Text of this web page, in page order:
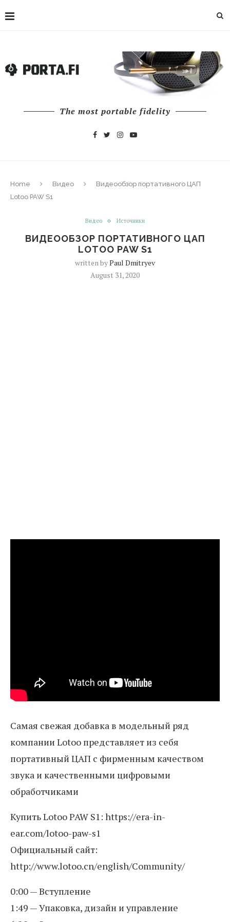
The most portable fidelity
Home Видео
Видеообзор портативного ЦАП
Lotoo PAW S1
Видео Источники
ВИДЕООБЗОР ПОРТАТИВНОГО ЦАП
LOTOO PAW S1
written byPaul Dmitryev
August 31, 2020
Самая свежая добавка в модельный ряд
компании Lotoo представляет из себя
портативный ЦАП с фирменным качеством
звука и качественными цифровыми
обработчиками
Купить Lotoo PAW S1: https://era-in-
ear.com/lotoo-paw-s1
Официальный сайт:
http://www.lotoo.cn/english/Community/
0:00 — Вступление
1:49 — Упаковка, дизайн и управление